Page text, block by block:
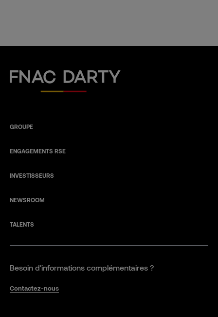
Fnac Darty
GROUPE
ENGAGEMENTS RSE
INVESTISSEURS
NEWSROOM
TALENTS
Besoin d'informations complémentaires ?
Contactez-nous